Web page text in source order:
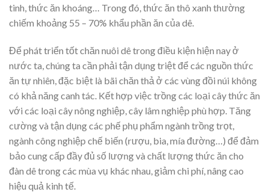
tinh, thức ăn khoáng… Trong đó, thức ăn thô xanh thường
chiếm khoảng 55 – 70% khẩu phần ăn của dê.
Để phát triển tốt chăn nuôi dê trong điều kiện hiện nay ở
nước ta, chúng ta cần phải tận dụng triệt để các nguồn thức
ăn tự nhiên, đặc biệt là bãi chăn thả ở các vùng đồi núi không
có khả năng canh tác. Kết hợp việc trồng các loại cây thức ăn
với các loại cây nông nghiệp, cây lâm nghiệp phù hợp. Tăng
cường và tận dụng các phế phụ phẩm ngành trồng trọt,
ngành công nghiệp chế biến (rượu, bia, mía đường…) để đảm
bảo cung cấp đầy đủ số lượng và chất lượng thức ăn cho
đàn dê trong các mùa vụ khác nhau, giảm chi phí, nâng cao
hiệu quả kinh tế.